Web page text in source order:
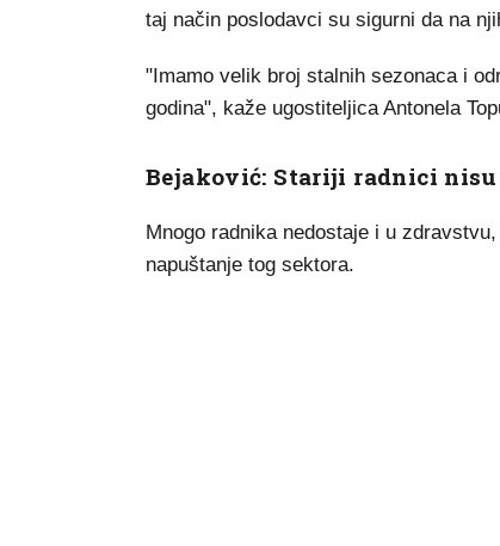
taj način poslodavci su sigurni da na
"Imamo velik broj stalnih sezonaca i
godina", kaže ugostiteljica Antonela
Bejaković: Stariji radnici
Mnogo radnika nedostaje i u
napuštanje tog sektora.